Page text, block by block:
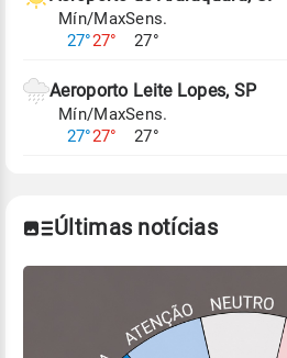
Mín/Max
27°27°
Sens.
27°
Aeroporto Leite Lopes, SP
Mín/Max
27°27°
Sens.
27°
Últimas notícias